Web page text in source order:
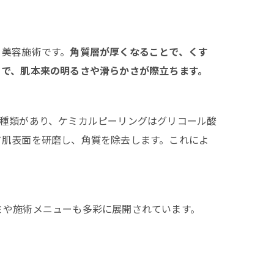
スト
容施術です。 角質層が厚くなることで、くす
肌本来の明るさや滑らかさが際立ちます。
類があり、ケミカルピーリングはグリコール酸
表面を研磨し、角質を除去します。これによ
施術メニューも多彩に展開されています。